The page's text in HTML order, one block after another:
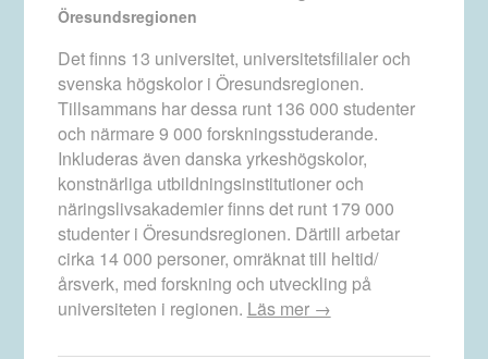
Öresundsregionen
Det finns 13 universitet, universitetsfilialer och
svenska högskolor i Öresundsregionen.
Tillsammans har dessa runt 136 000 studenter
och närmare 9 000 forskningsstuderande.
Inkluderas även danska yrkeshögskolor,
konstnärliga utbildningsinstitutioner och
näringslivsakademier finns det runt 179 000
studenter i Öresundsregionen. Därtill arbetar
cirka 14 000 personer, omräknat till heltid/
årsverk, med forskning och utveckling på
universiteten i regionen. Läs mer →